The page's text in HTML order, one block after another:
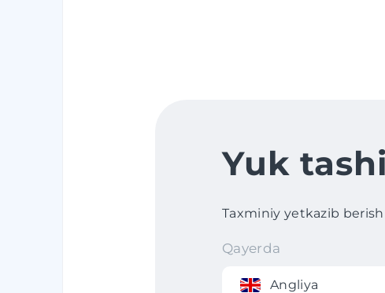
Yuk
Taxminiy yetkazib
Qayerda
Angliya